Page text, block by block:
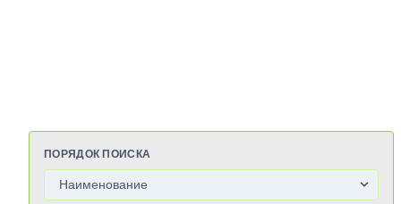
ПОРЯДОК ПОИСКА